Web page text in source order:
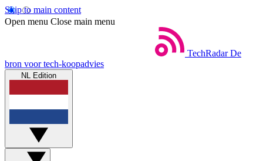
Skip to main content
Open menu Close main menu
TechRadar De
bron voor tech-koopadvies
NL Edition